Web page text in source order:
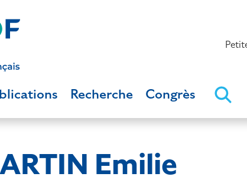
Recherche Congrès
Emilie